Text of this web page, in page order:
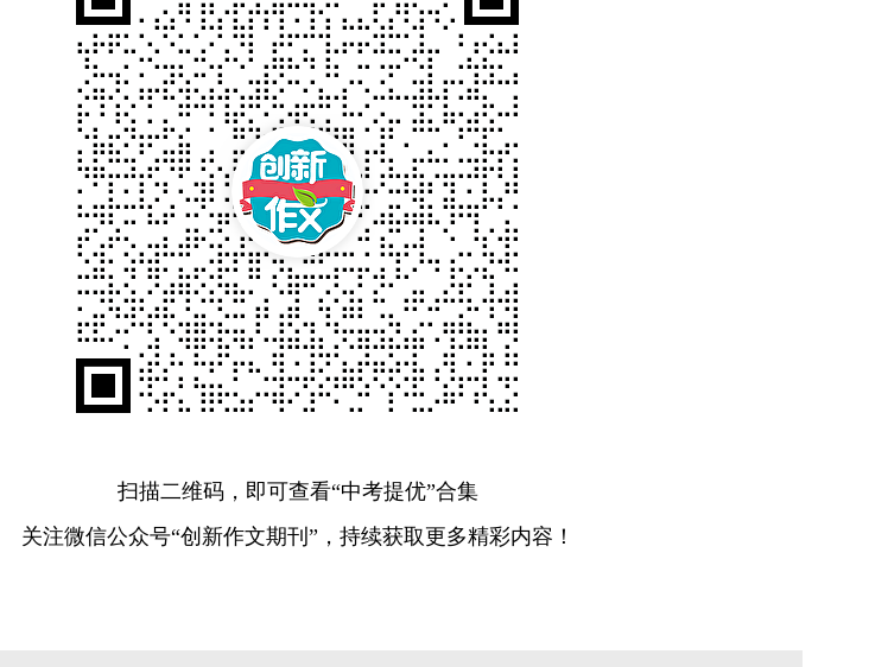
扫描二维码，即可查看“中考提优”合集
关注微信公众号“创新作文期刊”，持续获取更多精彩内容！